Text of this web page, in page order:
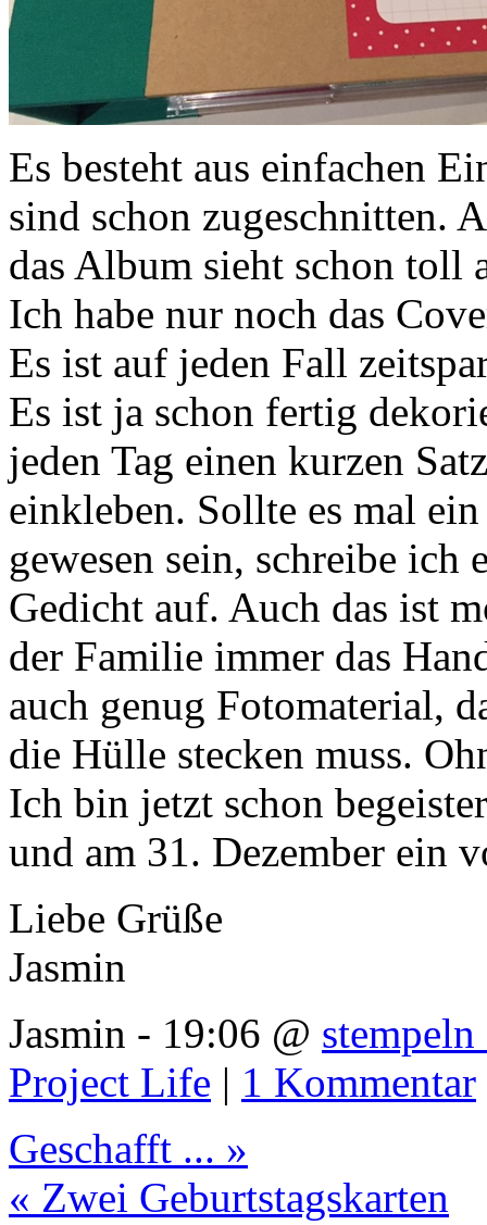
Es besteht aus einfachen
sind schon zugeschnitten.
das Album sieht schon toll
Ich habe nur noch das
Es ist auf jeden Fall
Es ist ja schon fertig
jeden Tag einen kurzen
einkleben. Sollte es mal
gewesen sein, schreibe ich
Gedicht auf. Auch das ist
der Familie immer das
auch genug Fotomaterial,
die Hülle stecken muss.
Ich bin jetzt schon
und am 31. Dezember ein
Liebe Grüße
Jasmin
Jasmin - 19:06 @
Project Life | 1 Kommentar
Geschafft ... »
« Zwei Geburtstagskarten